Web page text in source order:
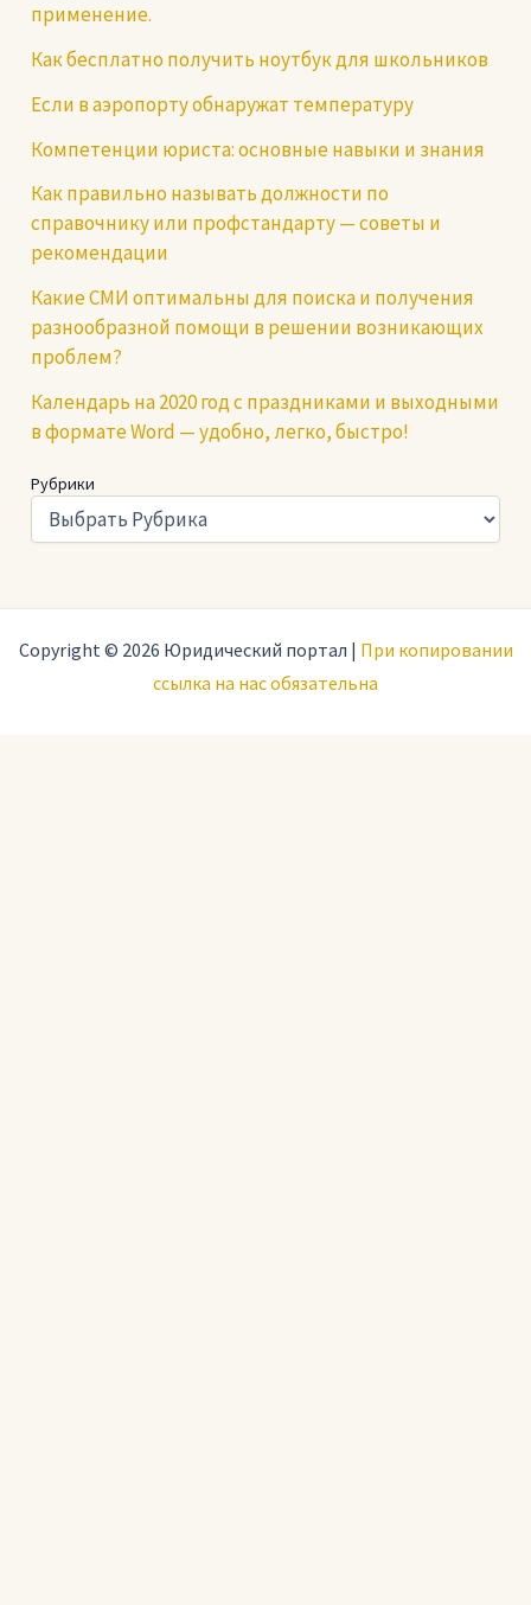
применение.
Как бесплатно получить ноутбук для школьников
Если в аэропорту обнаружат температуру
Компетенции юриста: основные навыки и знания
Как правильно называть должности по
справочнику или профстандарту — советы и
рекомендации
Какие СМИ оптимальны для поиска и получения
разнообразной помощи в решении возникающих
проблем?
Календарь на 2020 год с праздниками и выходными
в формате Word — удобно, легко, быстро!
Рубрики
Copyright © 2026 Юридический портал | При копировании
ссылка на нас обязательна